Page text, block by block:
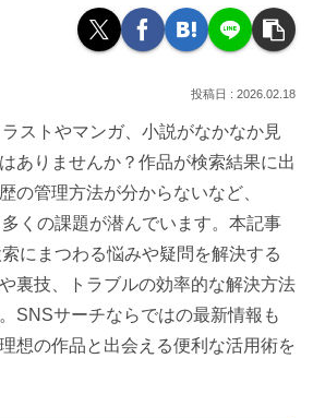
2026.02.18
ストやマンガ、小説がなかなか見
ありませんか？作品が検索結果に出
の管理方法が分からないなど、
くの課題が潜んでいます。本記事
にまつわる悩みや疑問を解決する
裏技、トラブルの効率的な解決方法
SNSサーチならではの最新情報も
想の作品と出会える便利な活用術を